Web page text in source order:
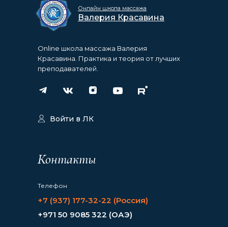
Войти в ЛК
Контакты
+7 (937) 177-32-22 (Россия)
Телефон
Online школа массажа Валерия
Красавина. Практика и теория от лучших
преподавателей.
Онлайн школа массажа
Валерия Красавина
+971 50 9085 322 (ОАЭ)